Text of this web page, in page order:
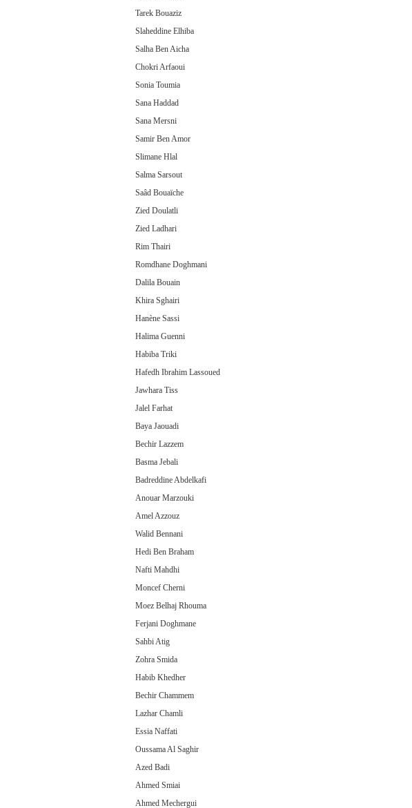
Tarek Bouaziz
Slaheddine Elhiba
Salha Ben Aicha
Chokri Arfaoui
Sonia Toumia
Sana Haddad
Sana Mersni
Samir Ben Amor
Slimane Hlal
Salma Sarsout
Saâd Bouaïche
Zied Doulatli
Zied Ladhari
Rim Thairi
Romdhane Doghmani
Dalila Bouain
Khira Sghairi
Hanène Sassi
Halima Guenni
Habiba Triki
Hafedh Ibrahim Lassoued
Jawhara Tiss
Jalel Farhat
Baya Jaouadi
Bechir Lazzem
Basma Jebali
Badreddine Abdelkafi
Anouar Marzouki
Amel Azzouz
Walid Bennani
Hedi Ben Braham
Nafti Mahdhi
Moncef Cherni
Moez Belhaj Rhouma
Ferjani Doghmane
Sahbi Atig
Zohra Smida
Habib Khedher
Bechir Chammem
Lazhar Chamli
Essia Naffati
Oussama Al Saghir
Azed Badi
Ahmed Smiai
Ahmed Mechergui